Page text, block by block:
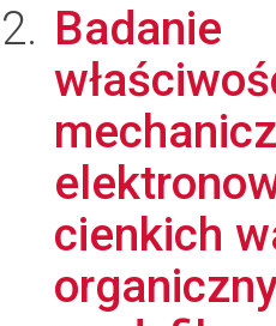
Badanie
cienkich